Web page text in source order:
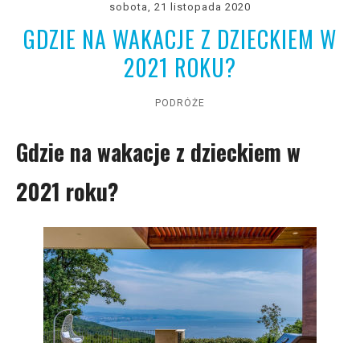
sobota, 21 listopada 2020
GDZIE NA WAKACJE Z DZIECKIEM W
2021 ROKU?
PODRÓŻE
Gdzie na wakacje z dzieckiem w
2021 roku?